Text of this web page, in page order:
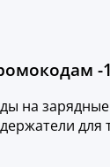
-
на зарядные
для